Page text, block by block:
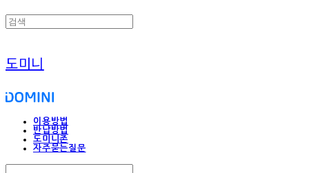
도미니
이용방법
반납방법
도미니존
자주묻는질문